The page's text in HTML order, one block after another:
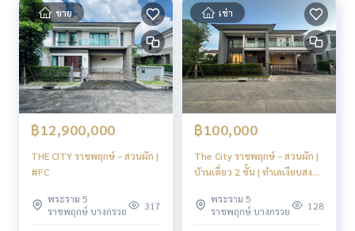
ขาย
฿12,900,000
THE CITY ราชพฤกษ์ – สวนผัก |
#FC
พระราม 5
ราชพฤกษ์ บางกรวย
317
เช่า
฿100,000
The City ราชพฤกษ์ – สวนผัก |
บ้านเดี่ยว 2 ชั้น | ทำเลเงียบสงบ
พระราม 5
ราชพฤกษ์ บางกรวย
128